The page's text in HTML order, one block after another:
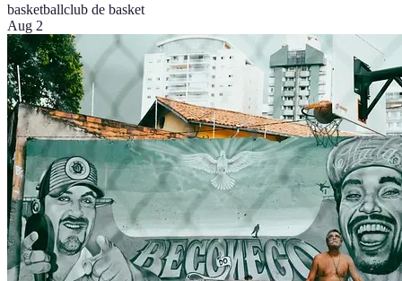
basketballclub de basket
Aug 2